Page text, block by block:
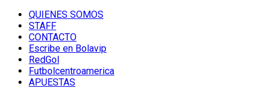
QUIENES SOMOS
STAFF
CONTACTO
Escribe en Bolavip
RedGol
Futbolcentroamerica
APUESTAS